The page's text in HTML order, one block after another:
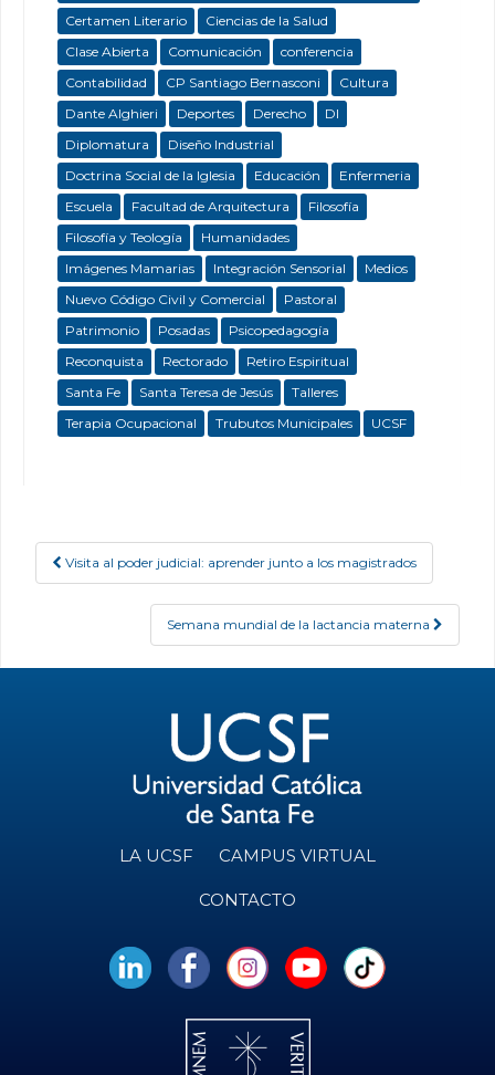
Certamen Literario
Ciencias de la Salud
Clase Abierta
Comunicación
conferencia
Contabilidad
CP Santiago Bernasconi
Cultura
Dante Alghieri
Deportes Derecho
DI
Diplomatura
Diseño Industrial
Doctrina Social de la Iglesia
Educación
Enfermeria
Escuela
Facultad de Arquitectura
Filosofía
Filosofía y Teología
Humanidades
Imágenes Mamarias
Integración Sensorial
Medios
Nuevo Código Civil y Comercial
Pastoral
Patrimonio
Posadas
Psicopedagogía
Reconquista
Rectorado
Retiro Espiritual
Santa Fe
Santa Teresa de Jesús
Talleres
Terapia Ocupacional
Trubutos Municipales UCSF
Post navigation
Visita al poder judicial: aprender junto a los magistrados
Semana mundial de la lactancia materna
LA UCSF CAMPUS VIRTUAL
CONTACTO